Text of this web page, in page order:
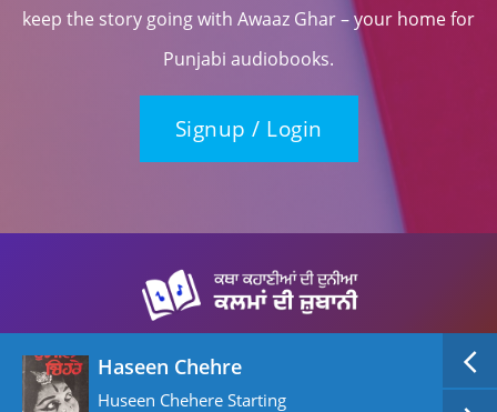
keep the story going with Awaaz Ghar – your home for
Punjabi audiobooks.
Signup / Login
Haseen Chehre
Huseen Chehere Starting